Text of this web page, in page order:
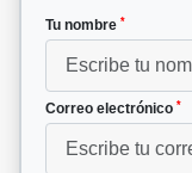
Tu nombre *
Correo electrónico *